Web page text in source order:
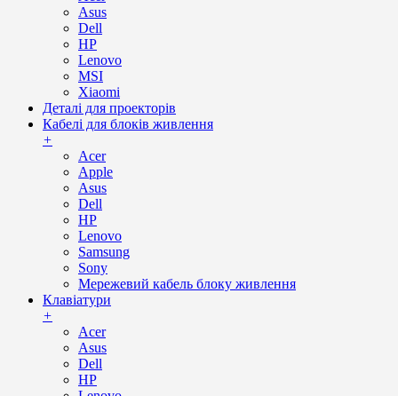
Asus
Dell
HP
Lenovo
MSI
Xiaomi
Деталі для проекторів
Кабелі для блоків живлення
+
Acer
Apple
Asus
Dell
HP
Lenovo
Samsung
Sony
Мережевий кабель блоку живлення
Клавіатури
+
Acer
Asus
Dell
HP